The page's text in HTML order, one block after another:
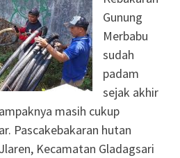
Gunung
Merbabu
sudah
padam
sejak akhir
masih cukup
Pascakebakaran hutan
Kecamatan Gladagsari